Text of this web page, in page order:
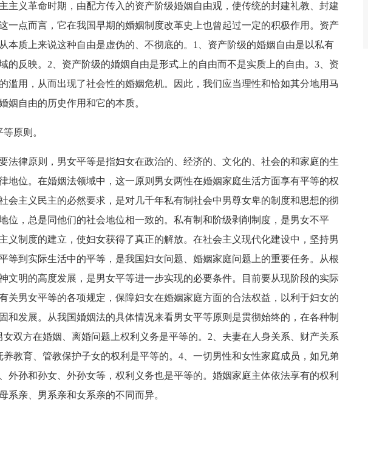
主义革命时期，由配方传入的资产阶级婚姻自由观，使传统的封建礼教、封建
一点而言，它在我国早期的婚姻制度改革史上也曾起过一定的积极作用。资产
本质上来说这种自由是虚伪的、不彻底的。1、资产阶级的婚姻自由是以私有
的反映。2、资产阶级的婚姻自由是形式上的自由而不是实质上的自由。3、资
滥用，从而出现了社会性的婚姻危机。因此，我们应当理性和恰如其分地用马
姻自由的历史作用和它的本质。
原则。
律原则，男女平等是指妇女在政治的、经济的、文化的、社会的和家庭的生
地位。在婚姻法领域中，这一原则男女两性在婚姻家庭生活方面享有平等的权
会主义民主的必然要求，是对几千年私有制社会中男尊女卑的制度和思想的彻
位，总是同他们的社会地位相一致的。私有制和阶级剥削制度，是男女不平
义制度的建立，使妇女获得了真正的解放。在社会主义现代化建设中，坚持男
等到实际生活中的平等，是我国妇女问题、婚姻家庭问题上的重要任务。从根
文明的高度发展，是男女平等进一步实现的必要条件。目前要从现阶段的实际
关男女平等的各项规定，保障妇女在婚姻家庭方面的合法权益，以利于妇女的
和发展。从我国婚姻法的具体情况来看男女平等原则是贯彻始终的，在各种制
双方在婚姻、离婚问题上权利义务是平等的。2、夫妻在人身关系、财产关系
教育、管教保护子女的权利是平等的。4、一切男性和女性家庭成员，如兄弟
外孙和孙女、外孙女等，权利义务也是平等的。婚姻家庭主体依法享有的权利
系亲、男系亲和女系亲的不同而异。